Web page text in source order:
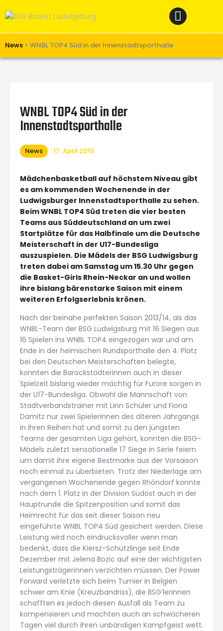
News > WNBL TOP4 Süd in der Innenstadtsporthalle
Verein
Unterstützen
WNBL TOP4 Süd in der
Innenstadtsporthalle
News 17. April 2015
Mädchenbasketball auf höchstem Niveau gibt
es am kommenden Wochenende in der
Ludwigsburger Innenstadtsporthalle zu sehen.
Beim WNBL TOP4 Süd treten die vier besten
Teams aus Süddeutschland an um zwei
Startplätze für das Halbfinale um die Deutsche
Meisterschaft in der U17-Bundesliga
auszuspielen. Die Mädels der BSG Ludwigsburg
treten dabei am Samstag um 15.30 Uhr gegen
die Basket-Girls Rhein-Neckar an und wollen
ihre bislang bärenstarke Saison mit einem
weiteren Erfolgserlebnis krönen.
Nach der beinahe perfekten Saison 2013/14, als das
WNBL-Team der BSG Ludwigsburg mit 16 Siegen aus
16 Spielen ins WNBL TOP4 eingezogen war und am
Ende in der heimischen Rundsporthalle den 4. Platz
bei den Deutschen Meisterschaften belegte,
konnten die Barockstädterinnen auch in dieser
Spielzeit bislang wieder mächtig für Furore sorgen in
der U17-Bundesliga. Obwohl die Mannschaft von
Stadtverbandstrainer mit Linn Schüler und Fiona
Damitz nur zwei Spielerinnen des älteren Jahrgangs
in ihren Reihen hat und somit zu den jüngsten
Teams der gesamten Liga gehört, konnten die BSG-
Mädels zuletzt sensationelle 17 Siege in Serie feiern
um damit ihre eigene Bestmarke aus der Vorsaison
noch einmal zu überbieten. Trotz der Niederlage am
vergangenen Wochenende gegen Rhöndorf konnte
nach dem 1. Platz in der Division Südost auch in der
Hauptrunde die Spitzenposition und somit das
Heimrecht für das seit dieser Saison neu
eingeführte WNBL TOP4 Süd gesichert werden. Diese
Leistung wird noch eindrucksvoller wenn man
bedenkt, dass die Kiersz-Schützlinge seit Ende
Dezember mit Jelena Bozic auf eine der wichtigsten
Leistungsträgerinnen verzichten müssen. Der Power
Forward verletzte sich beim Turnier in Belgien
schwer am Knie (Kreuzbandriss), die BSG’lerinnen
schafften es jedoch diesen Ausfall als Team zu
kompensieren und machten auch an schwächeren
Tagen viel durch ihren unbändigen Kampfgeist wett.